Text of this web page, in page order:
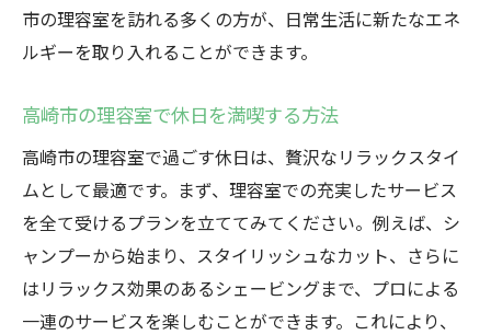
市の理容室を訪れる多くの方が、日常生活に新たなエネ
ルギーを取り入れることができます。
高崎市の理容室で休日を満喫する方法
高崎市の理容室で過ごす休日は、贅沢なリラックスタイ
ムとして最適です。まず、理容室での充実したサービス
を全て受けるプランを立ててみてください。例えば、シ
ャンプーから始まり、スタイリッシュなカット、さらに
はリラックス効果のあるシェービングまで、プロによる
一連のサービスを楽しむことができます。これにより、